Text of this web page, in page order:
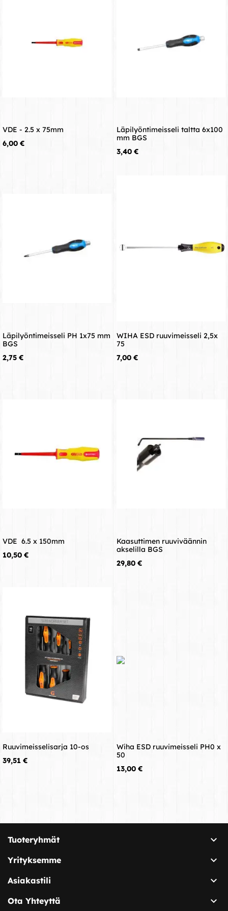
VDE - 2.5 x 75mm
Hinta
6,00 €
Läpilyöntimeisseli taltta 6x100
mm BGS
Hinta
3,40 €
Läpilyöntimeisseli PH 1x75 mm
BGS
Hinta
2,75 €
WIHA ESD ruuvimeisseli 2,5x
75
Hinta
7,00 €
VDE  6.5 x 150mm
Hinta
10,50 €
Kaasuttimen ruuviväännin
akselilla BGS
Hinta
29,80 €
Ruuvimeisselisarja 10-os
Hinta
39,51 €
Wiha ESD ruuvimeisseli PH0 x
50
Hinta
13,00 €
Tuoteryhmät 
Yrityksemme 
Asiakastili 
Ota Yhteyttä 